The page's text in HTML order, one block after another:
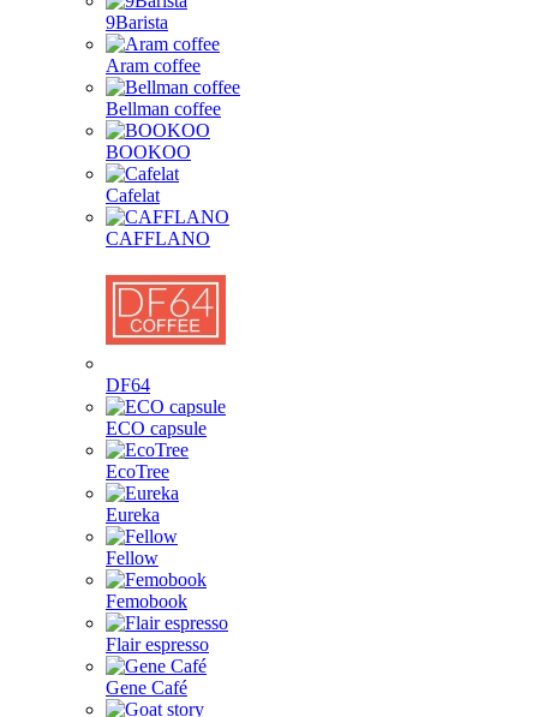
9Barista
Aram coffee
Bellman coffee
BOOKOO
Cafelat
CAFFLANO
DF64
ECO capsule
EcoTree
Eureka
Fellow
Femobook
Flair espresso
Gene Café